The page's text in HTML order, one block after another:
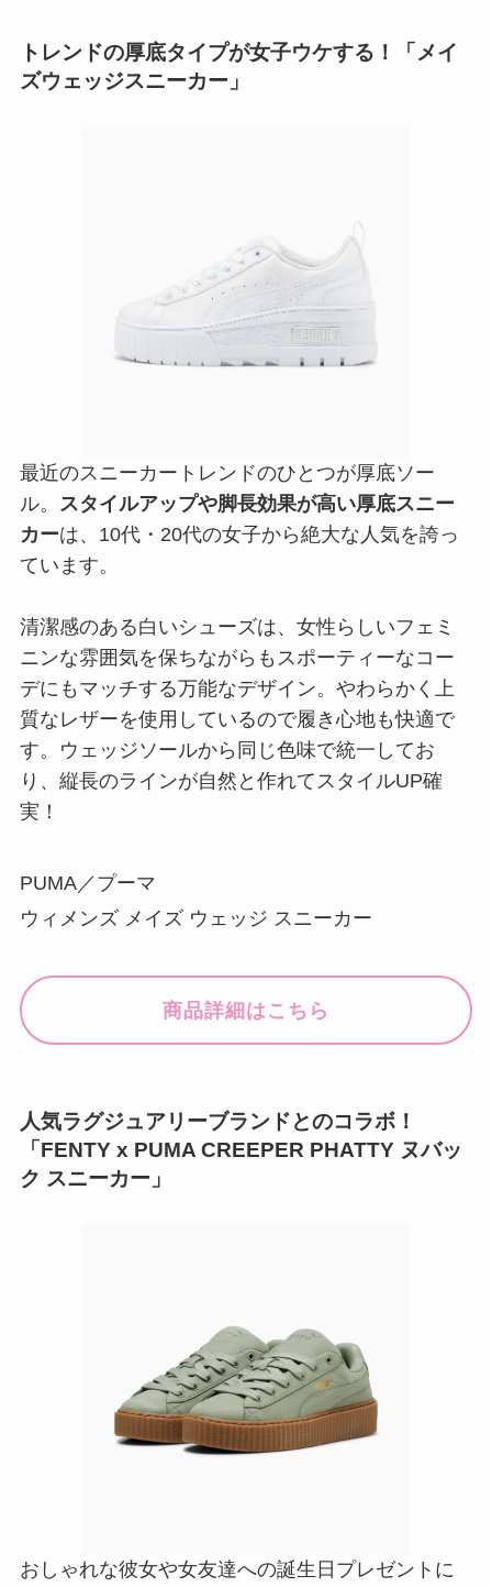
トレンドの厚底タイプが女子ウケする！「メイ
ズウェッジスニーカー」
最近のスニーカートレンドのひとつが厚底ソー
ル。
スタイルアップや脚長効果が高い厚底スニー
カーは、10代・20代の女子から絶大な人気を誇っ
ています。
清潔感のある白いシューズは、女性らしいフェミ
ニンな雰囲気を保ちながらもスポーティーなコー
デにもマッチする万能なデザイン。やわらかく上
質なレザーを使用しているので履き心地も快適で
す。ウェッジソールから同じ色味で統一してお
り、縦長のラインが自然と作れてスタイルUP確
実！
PUMA／プーマ
ウィメンズ メイズ ウェッジ スニーカー
商品詳細はこちら
人気ラグジュアリーブランドとのコラボ！
「FENTY x PUMA CREEPER PHATTY ヌバッ
ク スニーカー」
おしゃれな彼女や女友達への誕生日プレゼントに